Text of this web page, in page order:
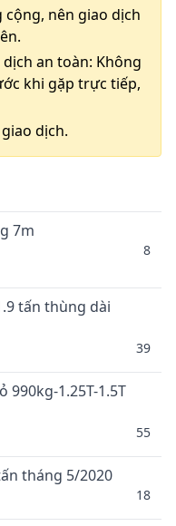
cộng, nên giao dịch
an toàn: Không
khi gặp trực tiếp,
dịch.
7m
8
tấn thùng dài
39
990kg-1.25T-1.5T
55
tháng 5/2020
18